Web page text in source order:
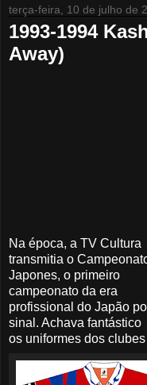
terça-feira, 10 de julho de
1993-1994
Away)
Na época, a TV Cultura
transmitia o
Japones, o primeiro
campeonato da era
profissional do Japão
sinal. Achava fantástico
os uniformes dos clubes